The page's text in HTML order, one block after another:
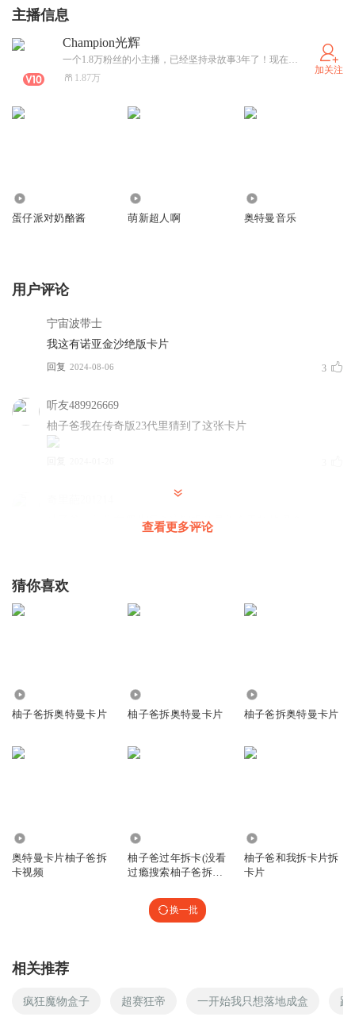
主播信息
Champion光辉
一个1.8万粉丝的小主播，已经坚持录故事3年了！现在冲刺2万!
1.87万
加关注
蛋仔派对奶酪酱 萌新超人啊 奥特曼音乐
用户评论
宁宙波带士
我这有诺亚金沙绝版卡片
回复 2024-08-06 3
听友489926669
柚子爸我在传奇版23代里猜到了这张卡片
柚子爸，你住在哪儿呀？这期视频是你今天拍的吗？
上秋静Cx
柚子爸，柚子爸，你看我这些稀有卡片好看吗？
欧布奥特曼欧布暗耀
回复 2025-06-30 0
听友378305860
because adwfjhaQbo(@$@",/)
查看更多评论
猜你喜欢
柚子爸拆奥特曼卡片 柚子爸拆奥特曼卡片 柚子爸拆奥特曼卡片
奥特曼卡片柚子爸拆
卡视频
柚子爸过年拆卡(没看
过瘾搜索柚子爸拆奥
柚子爸和我拆卡片拆
卡片
换一批
相关推荐
疯狂魔物盒子 超赛狂帝 一开始我只想落地成盒 路